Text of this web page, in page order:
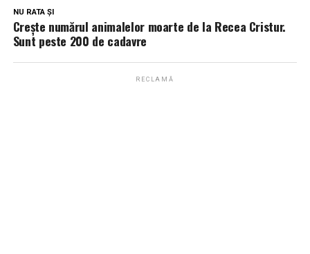
NU RATA ȘI
Crește numărul animalelor moarte de la Recea Cristur.
Sunt peste 200 de cadavre
RECLAMĂ